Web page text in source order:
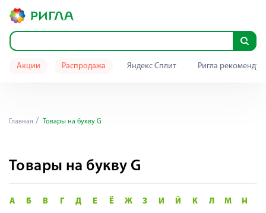
Акции Распродажа Яндекс Сплит Ригла
Главная Товары на букву G
Товары на букву G
А Б В Г Д Е Ё Ж З И Й К Л М
Н